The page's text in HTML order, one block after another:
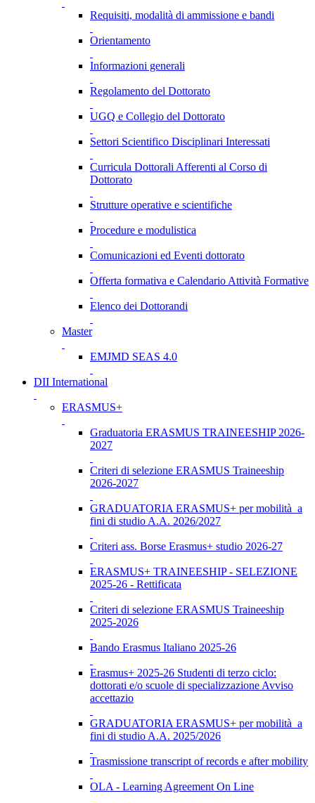
Requisiti, modalità di ammissione e bandi
Orientamento
Informazioni generali
Regolamento del Dottorato
UGQ e Collegio del Dottorato
Settori Scientifico Disciplinari Interessati
Curricula Dottorali Afferenti al Corso di
Dottorato
Strutture operative e scientifiche
Procedure e modulistica
Comunicazioni ed Eventi dottorato
Offerta formativa e Calendario Attività Formative
Elenco dei Dottorandi
Master
EMJMD SEAS 4.0
DII International
ERASMUS+
Graduatoria ERASMUS TRAINEESHIP 2026-
2027
Criteri di selezione ERASMUS Traineeship
2026-2027
GRADUATORIA ERASMUS+ per mobilità a
fini di studio A.A. 2026/2027
Criteri ass. Borse Erasmus+ studio 2026-27
ERASMUS+ TRAINEESHIP - SELEZIONE
2025-26 - Rettificata
Criteri di selezione ERASMUS Traineeship
2025-2026
Bando Erasmus Italiano 2025-26
Erasmus+ 2025-26 Studenti di terzo ciclo:
dottorati e/o scuole di specializzazione Avviso
accettazio
GRADUATORIA ERASMUS+ per mobilità a
fini di studio A.A. 2025/2026
Trasmissione transcript of records e after mobility
OLA - Learning Agreement On Line